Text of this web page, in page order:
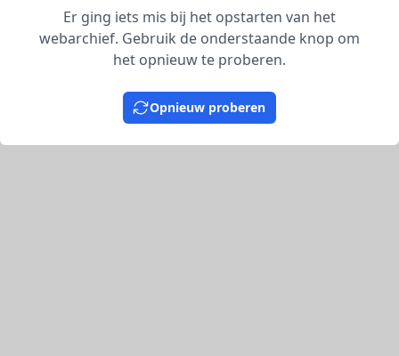
Er ging iets mis bij het opstarten van het
webarchief. Gebruik de onderstaande knop om
het opnieuw te proberen.
Opnieuw proberen